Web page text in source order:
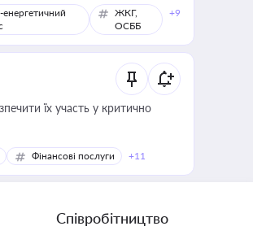
ЖКГ,
ОСББ
+9
їх участь у критично
Фінансові послуги +11
Співробітництво